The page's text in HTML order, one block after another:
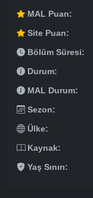
MAL Puan:
Site Puan:
Bölüm Süresi:
Durum:
MAL Durum:
Sezon:
Ülke:
Kaynak:
Yaş Sınırı: